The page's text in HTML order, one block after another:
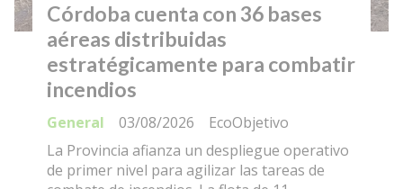
Córdoba cuenta con 36 bases
aéreas distribuidas
estratégicamente para combatir
incendios
EcoObjetivo
General
03/08/2026
La Provincia afianza un despliegue operativo
de primer nivel para agilizar las tareas de